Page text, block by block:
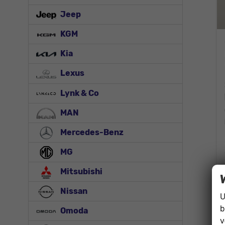
Jeep
KGM
Kia
Lexus
Lynk & Co
MAN
Mercedes-Benz
MG
Mitsubishi
Nissan
Omoda